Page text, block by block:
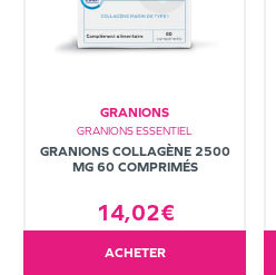
GRANIONS
GRANIONS ESSENTIEL
GRANIONS COLLAGÈNE 2500
MG 60 COMPRIMÉS
14,02€
ACHETER